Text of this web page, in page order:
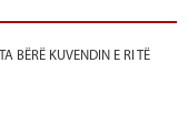
BËRË KUVENDIN E RI TË